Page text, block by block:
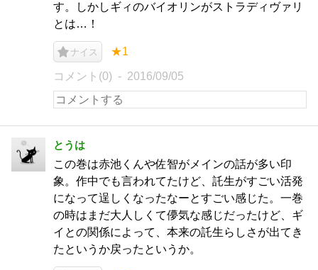
す。しかしギィのバイオリンがストラディヴァリ
とは…！
ナイス ★1
コメント(0) 2016/09/05
とうは
この巻は赤池くんや佐智がメインの話が多い印
象。作中でも言われてたけど、託生がすごい活発
になって逞しくなったなーとすごい感じた。一巻
の時はまだ大人しくて儚気な感じだったけど、ギ
イとの関係によって、本来の託生らしさが出てき
たというか戻ったというか。